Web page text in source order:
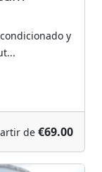
y
de €69.00